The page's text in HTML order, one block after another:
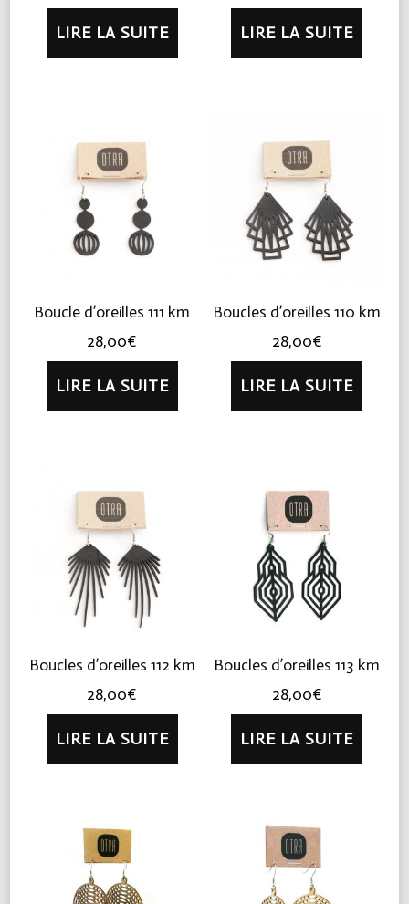
LIRE LA SUITE LIRE LA SUITE
Boucle d’oreilles 111 km
28,00€
LIRE LA SUITE
Boucles d’oreilles 110 km
28,00€
LIRE LA SUITE
Boucles d’oreilles 112 km
28,00€
LIRE LA SUITE
Boucles d’oreilles 113 km
28,00€
LIRE LA SUITE